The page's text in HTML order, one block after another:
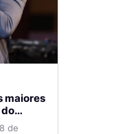
maiores
de